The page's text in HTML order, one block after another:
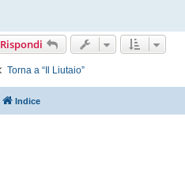
Rispondi
Torna a “Il Liutaio”
Indice